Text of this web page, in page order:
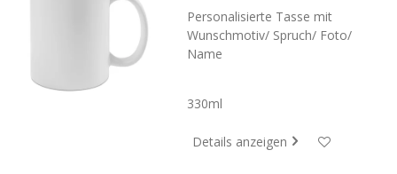
Personalisierte Tasse mit
Wunschmotiv/ Spruch/ Foto/
Name
330ml
Details anzeigen